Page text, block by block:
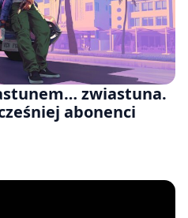
zwiastuna.
abonenci